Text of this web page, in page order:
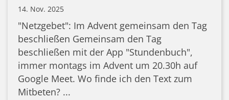
14. Nov. 2025
"Netzgebet": Im Advent gemeinsam den Tag
beschließen Gemeinsam den Tag
beschließen mit der App "Stundenbuch",
immer montags im Advent um 20.30h auf
Google Meet. Wo finde ich den Text zum
Mitbeten? ...